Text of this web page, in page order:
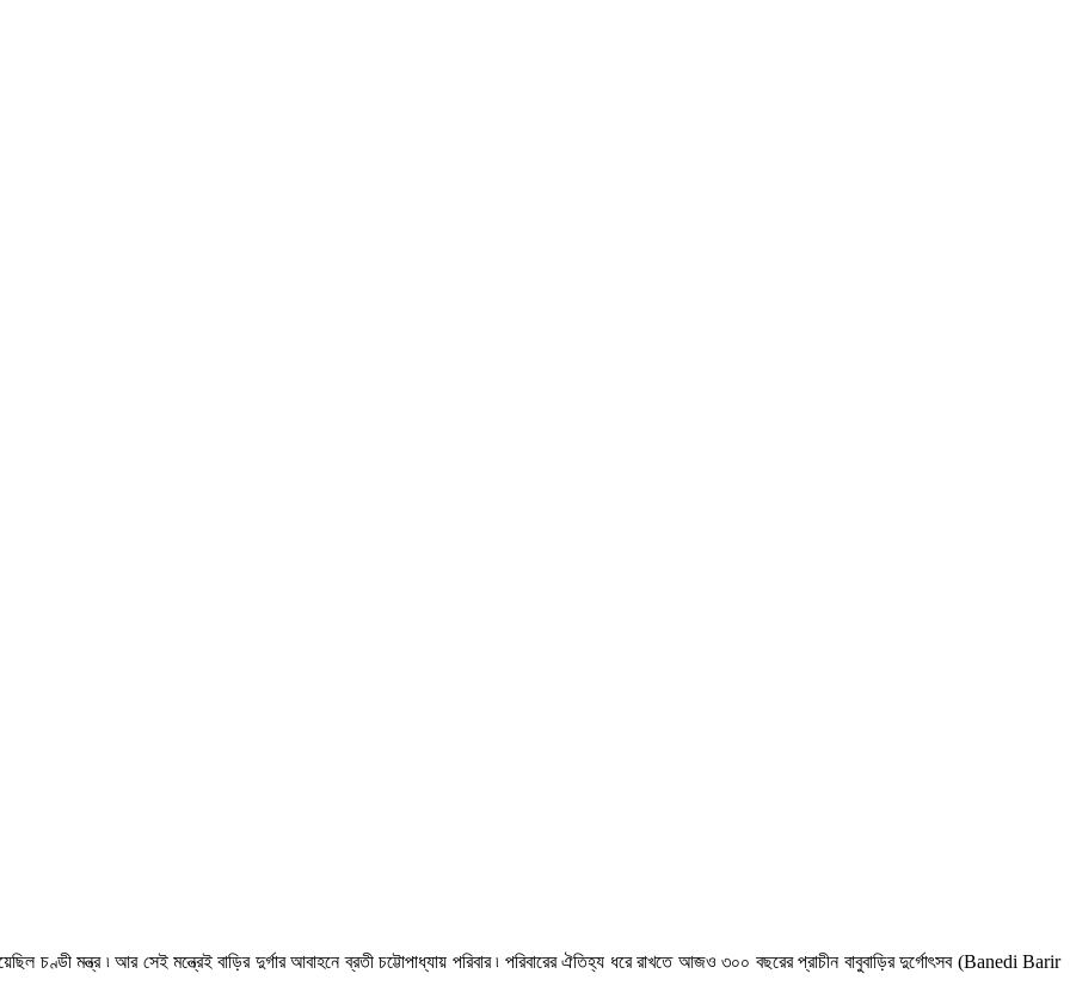
চণ্ডী মন্ত্র ৷ আর সেই মন্ত্রেই বাড়ির দুর্গার আবাহনে ব্রতী চট্টোপাধ্যায় পরিবার ৷ পরিবারের ঐতিহ্য ধরে রাখতে আজও ৩০০ বছরের প্রাচীন বাবুবাড়ির দুর্গোৎসব (Banedi Barir